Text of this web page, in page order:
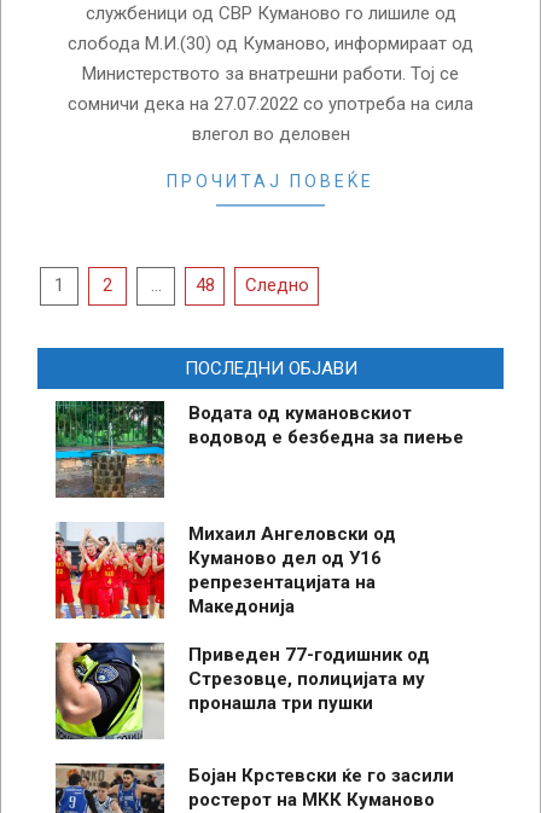
службеници од СВР Куманово го лишиле од
слобода М.И.(30) од Куманово, информираат од
Министерството за внатрешни работи. Тој се
сомничи дека на 27.07.2022 со употреба на сила
влегол во деловен
ПРОЧИТАЈ ПОВЕЌЕ
Posts
1 2 … 48 Следно
ПОСЛЕДНИ ОБЈАВИ
Водата од кумановскиот
водовод е безбедна за пиење
Михаил Ангеловски од
Куманово дел од У16
репрезентацијата на
Македонија
Приведен 77-годишник од
Стрезовце, полицијата му
пронашла три пушки
Бојан Крстевски ќе го засили
ростерот на МКК Куманово